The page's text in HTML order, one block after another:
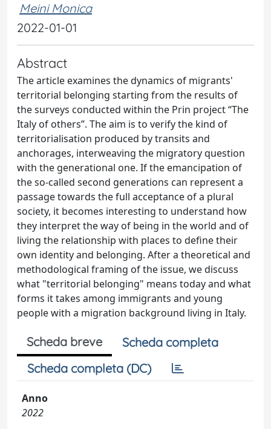
Meini Monica
2022-01-01
Abstract
The article examines the dynamics of migrants'
territorial belonging starting from the results of
the surveys conducted within the Prin project “The
Italy of others”. The aim is to verify the kind of
territorialisation produced by transits and
anchorages, interweaving the migratory question
with the generational one. If the emancipation of
the so-called second generations can represent a
passage towards the full acceptance of a plural
society, it becomes interesting to understand how
they interpret the way of being in the world and of
living the relationship with places to define their
own identity and belonging. After a theoretical and
methodological framing of the issue, we discuss
what "territorial belonging" means today and what
forms it takes among immigrants and young
people with a migration background living in Italy.
Scheda breve
Scheda completa
Scheda completa (DC)
Anno
2022